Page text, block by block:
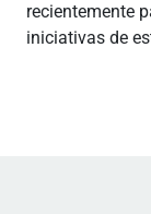
recientemente
iniciativas de